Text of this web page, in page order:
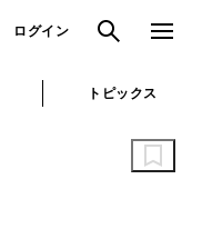
ログイン 検索 メニュ
トピックス